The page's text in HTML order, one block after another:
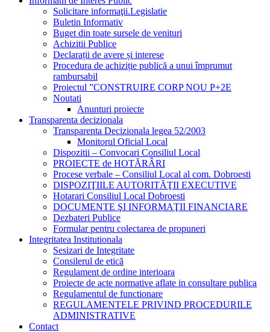
Solicitare informaţii.Legislatie
Buletin Informativ
Buget din toate sursele de venituri
Achizitii Publice
Declarații de avere și interese
Procedura de achiziție publică a unui împrumut
rambursabil
Proiectul ”CONSTRUIRE CORP NOU P+2E
Noutati
Anunturi proiecte
Transparenta decizionala
Transparenta Decizionala legea 52/2003
Monitorul Oficial Local
Dispozitii – Convocari Consiliul Local
PROIECTE de HOTĂRÂRI
Procese verbale – Consiliul Local al com. Dobroesti
DISPOZIŢIILE AUTORITĂŢII EXECUTIVE
Hotarari Consiliul Local Dobroesti
DOCUMENTE ŞI INFORMAŢII FINANCIARE
Dezbateri Publice
Formular pentru colectarea de propuneri
Integritatea Institutionala
Sesizari de Integritate
Consilerul de etică
Regulament de ordine interioara
Proiecte de acte normative aflate in consultare publica
Regulamentul de functionare
REGULAMENTELE PRIVIND PROCEDURILE
ADMINISTRATIVE
Contact